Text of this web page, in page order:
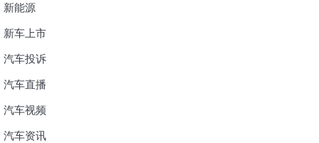
新能源
新车上市
汽车投诉
汽车直播
汽车视频
汽车资讯